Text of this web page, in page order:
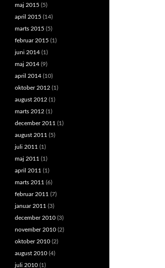
maj 2015 (5)
april 2015 (14)
marts 2015 (5)
februar 2015 (1)
juni 2014 (1)
maj 2014 (9)
april 2014 (10)
oktober 2012 (1)
august 2012 (1)
marts 2012 (1)
december 2011 (1)
august 2011 (5)
juli 2011 (1)
maj 2011 (1)
april 2011 (1)
marts 2011 (6)
februar 2011 (7)
januar 2011 (3)
december 2010 (3)
november 2010 (2)
oktober 2010 (2)
august 2010 (4)
juli 2010 (1)